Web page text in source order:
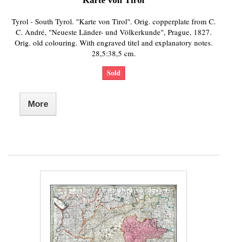
Tyrol - South Tyrol. "Karte von Tirol". Orig. copperplate from C.
C. André, "Neueste Länder- und Völkerkunde", Prague, 1827.
Orig. old colouring. With engraved titel and explanatory notes.
28,5:38,5 cm.
Sold
More